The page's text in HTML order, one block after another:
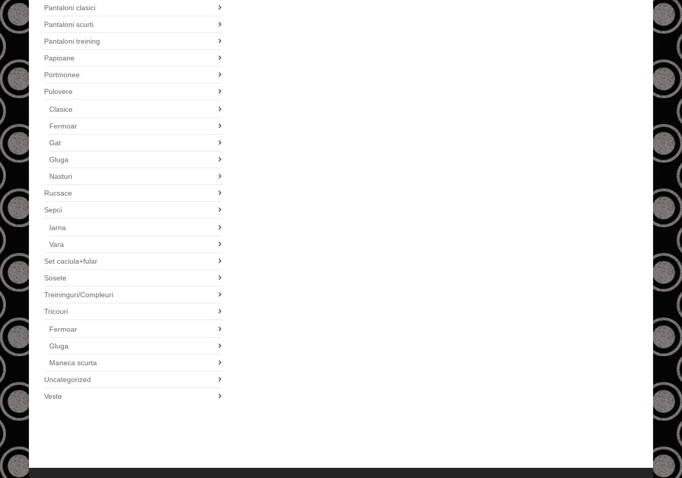
Pantaloni clasici
Pantaloni scurti
Pantaloni treining
Papioane
Portmonee
Pulovere
Clasice
Fermoar
Gat
Gluga
Nasturi
Rucsace
Sepci
Iarna
Vara
Set caciula+fular
Sosete
Treininguri/Compleuri
Tricouri
Fermoar
Gluga
Maneca scurta
Uncategorized
Veste